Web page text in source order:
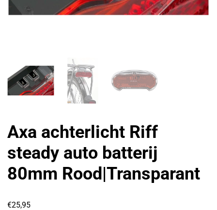
Axa achterlicht Riff
steady auto batterij
80mm Rood|Transparant
€25,95